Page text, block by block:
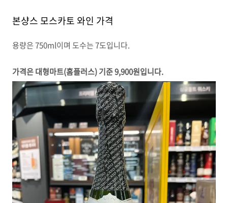
본샹스 모스카토 와인 가격
용량은 750ml이며 도수는 7도입니다.
가격은 대형마트(홈플러스) 기준 9,900원입니다.